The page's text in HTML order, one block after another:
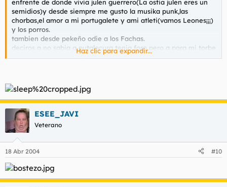
enfrente de donde vivia julen guerrero(La ostia julen eres un
semidios)y desde siempre me gusto la musika punk,las
chorbas,el amor a mi portugalete y ami atleti(vamos Leones¡¡¡)
y los porros.
tambien desde pekeño odie a los Fachas.
deciros q no sabia q putalocura tenia foro pero q para mi torbe
es un gran humorista vasko y q se q aki pasare buenos
por cierto estaba ojeando el gara ahora despues de comer y
menuda liaron la puta policia anoche en los astilleros. y la
misma noticia en el diario sale completamente modificada,no
estais hasta los webos de q modifiken los echos?
Haz clic para expandir...
ESEE_JAVI
Veterano
18 Abr 2004 #10